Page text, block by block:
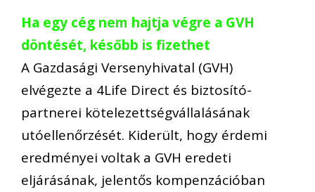
Ha egy cég nem hajtja végre a GVH
döntését, később is fizethet
A Gazdasági Versenyhivatal (GVH)
elvégezte a 4Life Direct és biztosító-
partnerei kötelezettségvállalásának
utóellenőrzését. Kiderült, hogy érdemi
eredményei voltak a GVH eredeti
eljárásának, jelentős kompenzációban